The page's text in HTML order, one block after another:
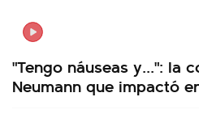
"Tengo náuseas y...": la
Neumann que impactó